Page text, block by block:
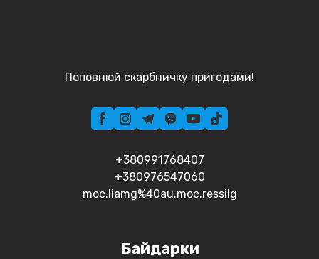
Поповнюй скарбничку пригодами!
+380991768407
+380976547060
moc.liamg%40au.moc.ressilg
Байдарки